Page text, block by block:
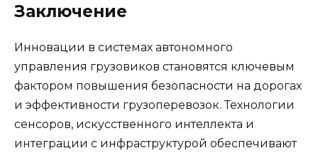
Заключение
Инновации в системах автономного
управления грузовиков становятся ключевым
фактором повышения безопасности на дорогах
и эффективности грузоперевозок. Технологии
сенсоров, искусственного интеллекта и
интеграции с инфраструктурой обеспечивают